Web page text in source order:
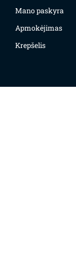
Mano paskyra
Apmokėjimas
Krepšelis